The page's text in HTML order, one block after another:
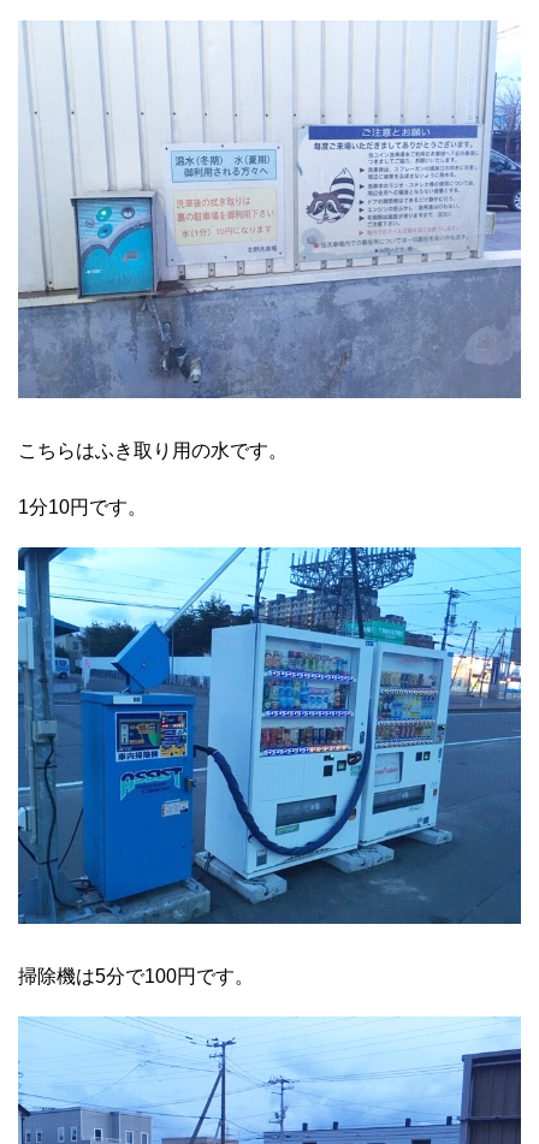
こちらはふき取り用の水です。
1分10円です。
掃除機は5分で100円です。